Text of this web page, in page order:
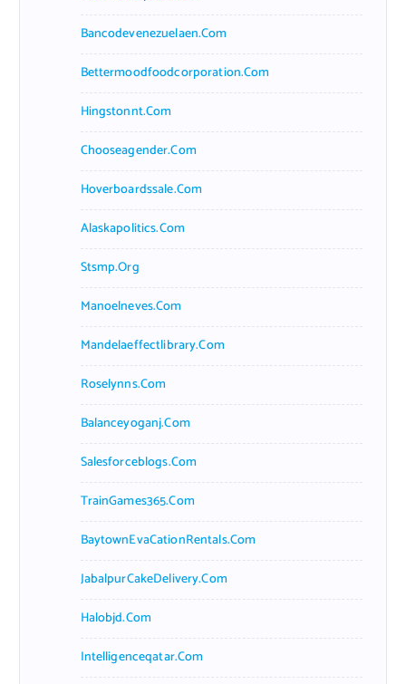
Bancodevenezuelaen.com
Bettermoodfoodcorporation.com
Hingstonnt.com
Chooseagender.com
Hoverboardssale.com
Alaskapolitics.com
Stsmp.org
Manoelneves.com
Mandelaeffectlibrary.com
Roselynns.com
Balanceyoganj.com
Salesforceblogs.com
TrainGames365.com
BaytownEvaCationRentals.com
JabalpurCakeDelivery.com
Halobjd.com
Intelligenceqatar.com